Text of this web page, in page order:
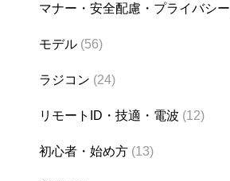
マナー・安全配慮・プライバシー
モデル (56)
ラジコン (24)
リモートID・技適・電波 (12)
初心者・始め方 (13)